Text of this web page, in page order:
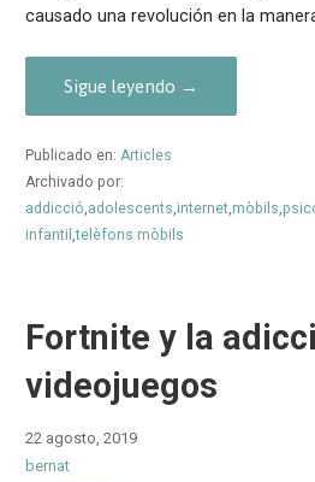
causado una revolución en la
Sigue leyendo →
Publicado en: Articles
Archivado por:
addicció,adolescents,internet,mòbils,
infantil ,telèfons mòbils
Fortnite y la
videojuegos
22 agosto, 2019
bernat